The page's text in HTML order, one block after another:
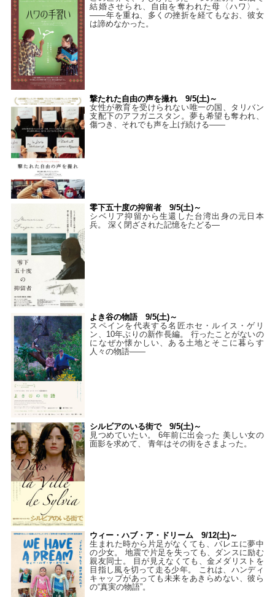
結婚させられ、自由を奪われた母〈ハワ〉。
——年を重ね、多くの挫折を経てもなお、彼女
は諦めなかった。
撃たれた自由の声を撮れ 9/5(土)～
女性が教育を受けられない唯一の国、タリバン
支配下のアフガニスタン。夢も希望も奪われ、
傷つき、それでも声を上げ続ける——
零下五十度の抑留者 9/5(土)～
シベリア抑留から生還した台湾出身の元日本
兵。 深く閉ざされた記憶をたどる—
よき谷の物語 9/5(土)～
スペインを代表する名匠ホセ・ルイス・ゲリ
ン、10年ぶりの新作長編。 行ったことがないの
になぜか懐かしい、ある土地とそこに暮らす
人々の物語――
シルビアのいる街で 9/5(土)～
見つめていたい。 6年前に出会った 美しい女の
面影を求めて、 青年はその街をさまよった。
ウィー・ハブ・ア・ドリーム 9/12(土)～
生まれた時から片足がなくても、バレエに夢中
の少女。 地震で片足を失っても、ダンスに励む
親友同士。 目が見えなくても、金メダリストを
目指し風を切って走る少年。 これは、ハンディ
キャップがあっても未来をあきらめない、彼ら
の“真実の物語”。